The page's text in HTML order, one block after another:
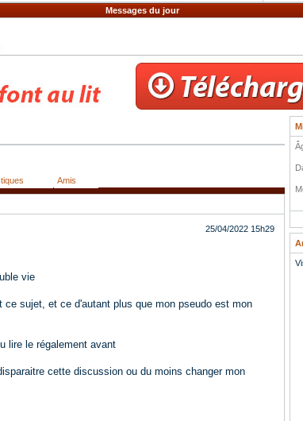
Messages du jour
Amis
25/04/2022 15h29
vie
sujet, et ce d'autant plus que mon pseudo est mon
lire le régalement avant
cette discussion ou du moins changer mon